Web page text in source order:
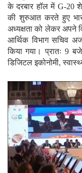
के दरबार हॉल में G-20
की शुरुआत करते हुए
अध्यक्षता को लेकर अपने
आर्थिक विभाग सचिव
किया गया। प्रातः 9
डिजिटल इकोनोमी,